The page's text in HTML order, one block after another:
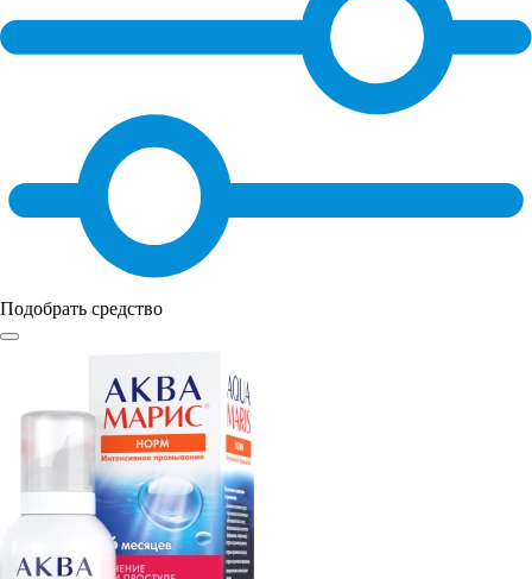
Подобрать средство